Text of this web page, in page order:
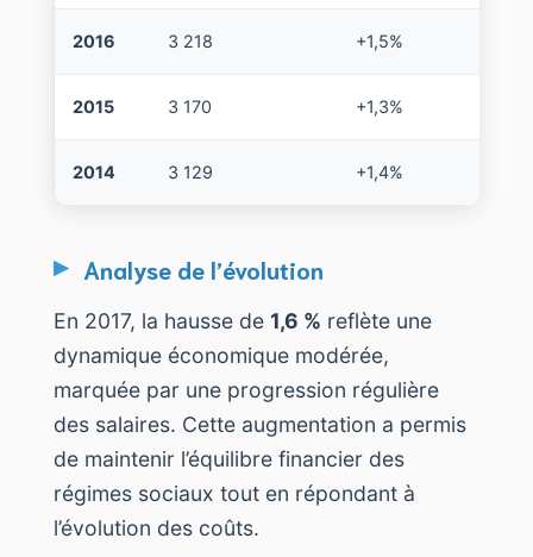
2016 3 218 +1,5%
2015 3 170 +1,3%
2014 3 129 +1,4%
Analyse de l’évolution
En 2017, la hausse de 1,6 % reflète une
dynamique économique modérée,
marquée par une progression régulière
des salaires. Cette augmentation a permis
de maintenir l’équilibre financier des
régimes sociaux tout en répondant à
l’évolution des coûts.